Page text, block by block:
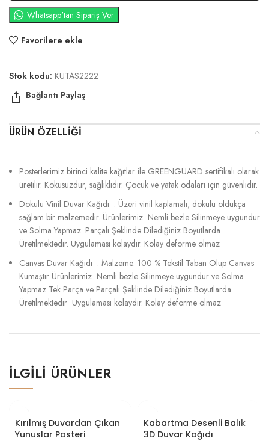
Whatsapp'tan Sipariş Ver
Favorilere ekle
Stok kodu: KUTAS2222
ÜRÜN ÖZELLIĞI
Posterlerimiz birinci kalite kağıtlar ile GREENGUARD sertifikalı olarak
üretilir. Kokusuzdur, sağlıklıdır. Çocuk ve yatak odaları için güvenlidir.
Dokulu Vinil Duvar Kağıdı : Üzeri vinil kaplamalı, dokulu oldukça
sağlam bir malzemedir. Ürünlerimiz Nemli bezle Silinmeye uygundur
ve Solma Yapmaz. Parçalı Şeklinde Dilediğiniz Boyutlarda
Üretilmektedir. Uygulaması kolaydır. Kolay deforme olmaz
Canvas Duvar Kağıdı : Malzeme: 100 % Tekstil Taban Olup Canvas
Kumaştır Ürünlerimiz Nemli bezle Silinmeye uygundur ve Solma
Yapmaz Tek Parça ve Parçalı Şeklinde Dilediğiniz Boyutlarda
Üretilmektedir Uygulaması kolaydır. Kolay deforme olmaz
İLGILI ÜRÜNLER
Kırılmış Duvardan Çıkan
Yunuslar Posteri
Kabartma Desenli Balık
3D Duvar Kağıdı